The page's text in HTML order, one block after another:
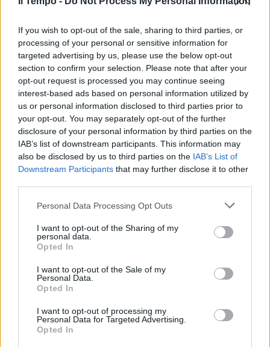
If you wish to opt-out of the sale, sharing to third parties, or
processing of your personal or sensitive information for
targeted advertising by us, please use the below opt-out
section to confirm your selection. Please note that after your
opt-out request is processed you may continue seeing
interest-based ads based on personal information utilized by
us or personal information disclosed to third parties prior to
your opt-out. You may separately opt-out of the further
disclosure of your personal information by third parties on the
IAB’s list of downstream participants. This information may
also be disclosed by us to third parties on the IAB’s List of
Downstream Participants that may further disclose it to other
Personal Data Processing Opt Outs
I want to opt-out of the Sharing of my
personal data.
Opted In
I want to opt-out of the Sale of my
Personal Data.
Opted In
I want to opt-out of processing my
Personal Data for Targeted Advertising.
Opted In
In evidenza